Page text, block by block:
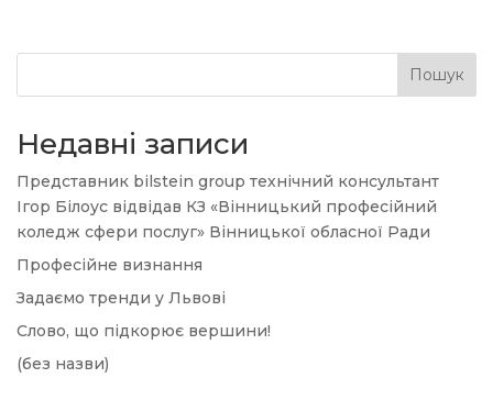
Пошук
Недавні записи
Представник bilstein group технічний консультант
Ігор Білоус відвідав КЗ «Вінницький професійний
коледж сфери послуг» Вінницької обласної Ради
Професійне визнання
Задаємо тренди у Львові
Слово, що підкорює вершини!
(без назви)